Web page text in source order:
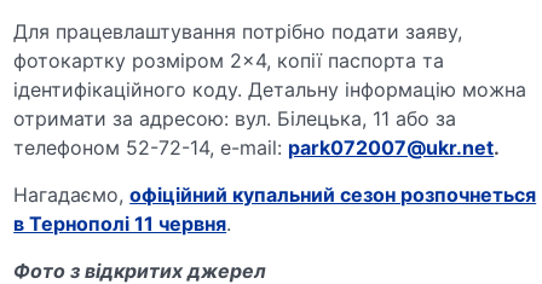
Для працевлаштування потрібно подати заяву,
фотокартку розміром 2×4, копії паспорта та
ідентифікаційного коду. Детальну інформацію можна
отримати за адресою: вул. Білецька, 11 або за
телефоном 52-72-14, e-mail: park072007@ukr.net.
Нагадаємо,офіційний купальний сезон розпочнеться
в Тернополі 11 червня.
Фото з відкритих джерел